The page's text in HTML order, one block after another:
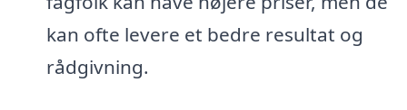
kan ofte levere et bedre resultat og
rådgivning.